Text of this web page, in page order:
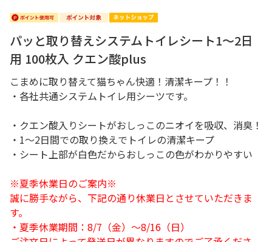
パッと取り替えシステムトイレシート1～2日
用 100枚入 クエン酸plus
こまめに取り替えて猫ちゃん快適！清潔キープ！！
・各社共通システムトイレ用シーツです。
・クエン酸入りシートがおしっこのニオイを吸収、消臭！
・1～2日間での取り換えでトイレの清潔キープ
・シート上部が白色だからおしっこの色がわかりやすい
※夏季休業日のご案内※
誠に勝手ながら、下記の通り休業日とさせていただきま
す。
・夏季休業期間：8/7（金）～8/16（日）